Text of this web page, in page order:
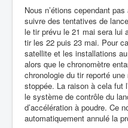
Nous n’étions cependant
suivre des tentatives de
le tir prévu le 21 mai sera lui
tir les 22 puis 23 mai. Pour
satellite et les installations
alors que le chronomètre
chronologie du tir reporté
stoppée. La raison à cela fut
le système de contrôle du
d’accélération à poudre. Ce
automatiquement annulé la